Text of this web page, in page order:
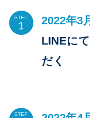
STEP
2022年3
LINEに
だく
STEP